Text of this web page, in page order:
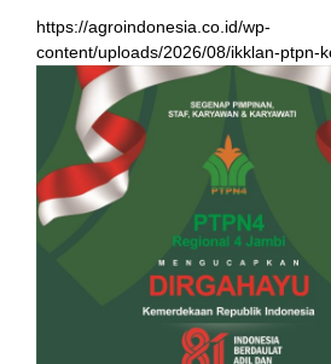
https://agroindonesia.co.id/wp-
content/uploads/2026/08/ikklan-ptpn-